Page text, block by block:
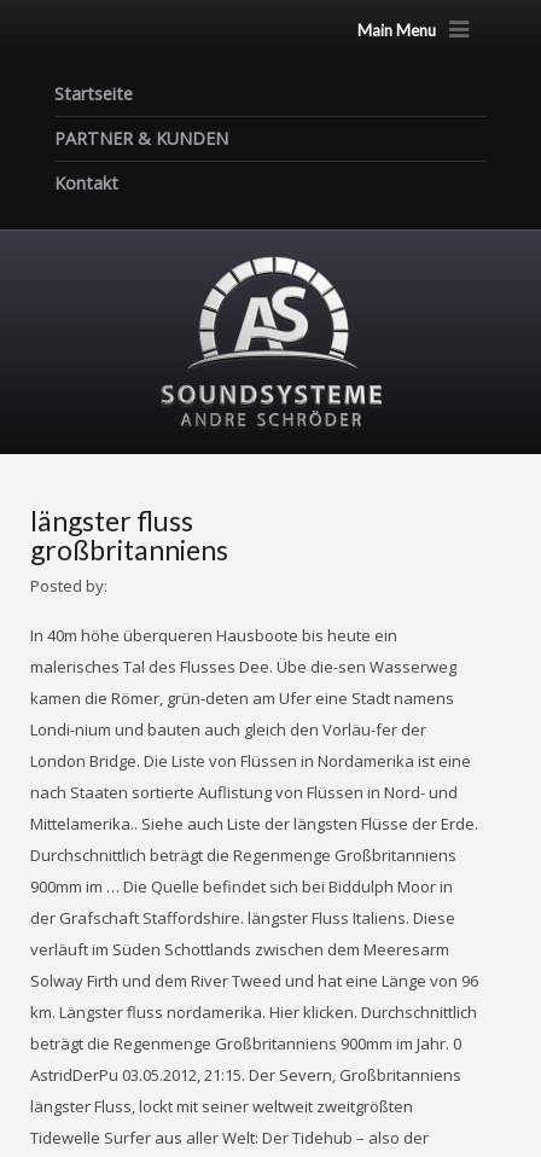
Main Menu
Startseite
PARTNER & KUNDEN
Kontakt
längster fluss
großbritanniens
Posted by:
In 40m höhe überqueren Hausboote bis heute ein
malerisches Tal des Flusses Dee. Übe die-sen Wasserweg
kamen die Römer, grün-deten am Ufer eine Stadt namens
Londi-nium und bauten auch gleich den Vorläu-fer der
London Bridge. Die Liste von Flüssen in Nordamerika ist eine
nach Staaten sortierte Auflistung von Flüssen in Nord- und
Mittelamerika.. Siehe auch Liste der längsten Flüsse der Erde.
Durchschnittlich beträgt die Regenmenge Großbritanniens
900mm im … Die Quelle befindet sich bei Biddulph Moor in
der Grafschaft Staffordshire. längster Fluss Italiens. Diese
verläuft im Süden Schottlands zwischen dem Meeresarm
Solway Firth und dem River Tweed und hat eine Länge von 96
km. Längster fluss nordamerika. Hier klicken. Durchschnittlich
beträgt die Regenmenge Großbritanniens 900mm im Jahr. 0
AstridDerPu 03.05.2012, 21:15. Der Severn, Großbritanniens
längster Fluss, lockt mit seiner weltweit zweitgrößten
Tidewelle Surfer aus aller Welt: Der Tidehub – also der